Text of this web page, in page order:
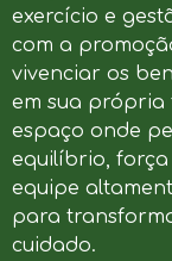
exercício e
com a
vivenciar os
em sua própria
espaço onde
equilíbrio, força
equipe
para
cuidado.